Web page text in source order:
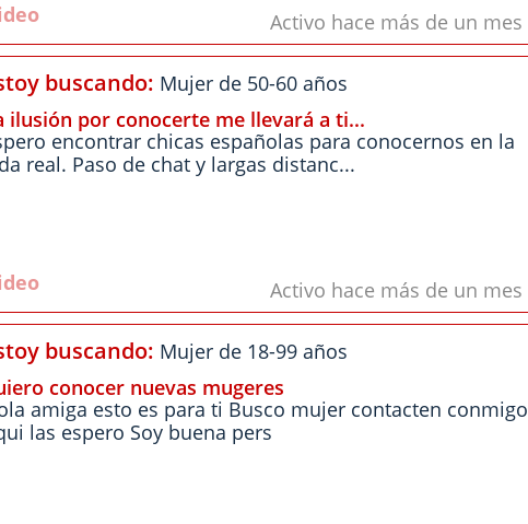
Activo hace más de un mes
buscando: Mujer de 50-60 años
ilusión por conocerte me llevará a ti...
encontrar chicas españolas para conocernos en la
real. Paso de chat y largas distanc...
Activo hace más de un mes
buscando: Mujer de 18-99 años
conocer nuevas mugeres
amiga esto es para ti Busco mujer contacten conmigo
las espero Soy buena pers